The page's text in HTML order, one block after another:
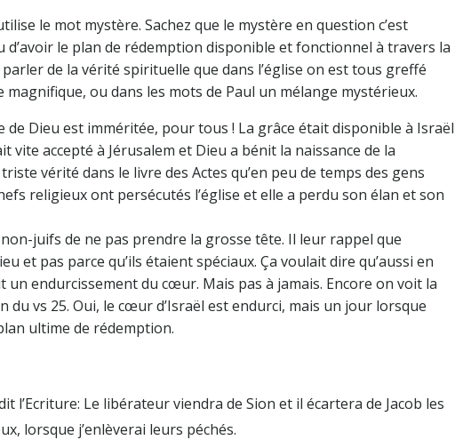
le mot mystère. Sachez que le mystère en question c’est
d’avoir le plan de rédemption disponible et fonctionnel à travers la
de la vérité spirituelle que dans l’église on est tous greffé
magnifique, ou dans les mots de Paul un mélange mystérieux.
de Dieu est imméritée, pour tous ! La grâce était disponible à Israël
vite accepté à Jérusalem et Dieu a bénit la naissance de la
vérité dans le livre des Actes qu’en peu de temps des gens
religieux ont persécutés l’église et elle a perdu son élan et son
juifs de ne pas prendre la grosse tête. Il leur rappel que
et pas parce qu’ils étaient spéciaux. Ça voulait dire qu’aussi en
endurcissement du cœur. Mais pas à jamais. Encore on voit la
du vs 25. Oui, le cœur d’Israël est endurci, mais un jour lorsque
ultime de rédemption.
l’Ecriture: Le libérateur viendra de Sion et il écartera de Jacob les
lorsque j’enlèverai leurs péchés.